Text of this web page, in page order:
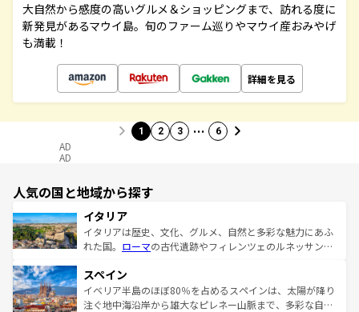
大自然から感度の高いグルメ＆ショッピングまで、訪れる度に
新発見があるマウイ島。旬のファーム巡りやマウイ産おみやげ
も満載！
詳細を見る
1 2 3 … 6
AD
AD
人気の国と地域から探す
イタリア
イタリアは歴史、文化、グルメ、自然と多彩な魅力にあふ
れた国。 ローマの古代遺跡やフィレンツェのルネッサンス
ろん、トスカーナの美しい田園風景やアマルフィ海岸の絶
景など、自然景観も見逃せない。観光の合間には、本場の
ピザやパスタなど、絶品のイタリア料理を堪能することも
スペイン
イベリア半島のほぼ80％を占めるスペインは、太陽が降り
注ぐ地中海沿岸から雄大なピレネー山脈まで、多彩な自然